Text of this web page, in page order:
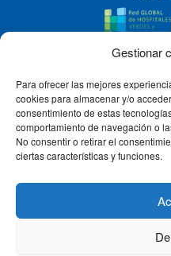
Gestionar
Para ofrecer las mejores
cookies para almacenar y/o
consentimiento de estas
comportamiento de navegación o
No consentir o retirar el
ciertas características y funciones.
CLÍNICA CEMTRO
QUIÉNES SOMOS